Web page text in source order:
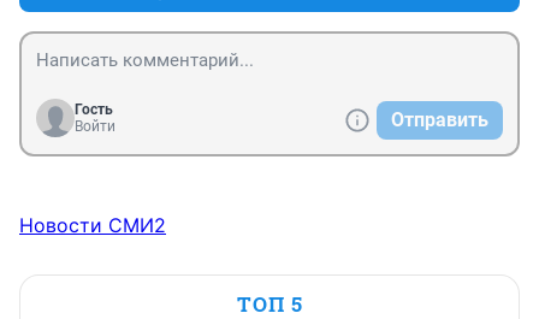
Гость
Войти
Отправить
Новости СМИ2
ТОП 5